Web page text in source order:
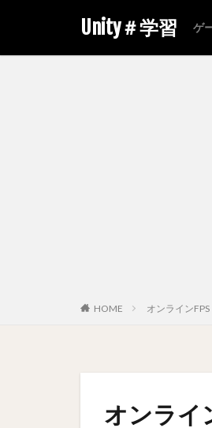
Unity＃学習 ゲ
HOME オンラインFPS
オンライ